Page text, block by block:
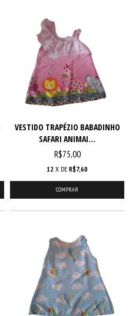
VESTIDO TRAPÉZIO BABADINHO
SAFARI ANIMAI...
R$75,00
12 X DE R$7,60
COMPRAR